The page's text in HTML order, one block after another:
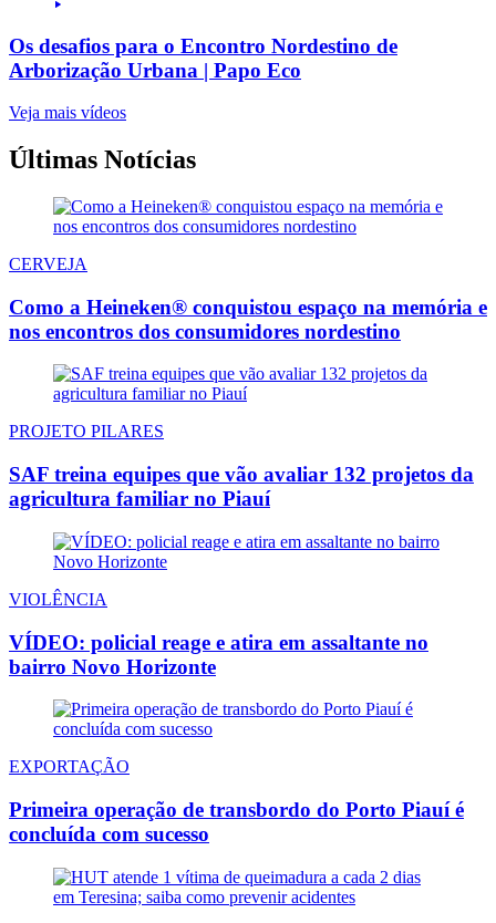
Os desafios para o Encontro Nordestino de
Arborização Urbana | Papo Eco
Veja mais vídeos
Últimas Notícias
CERVEJA
Como a Heineken® conquistou espaço na memória e
nos encontros dos consumidores nordestino
PROJETO PILARES
SAF treina equipes que vão avaliar 132 projetos da
agricultura familiar no Piauí
VIOLÊNCIA
VÍDEO: policial reage e atira em assaltante no
bairro Novo Horizonte
EXPORTAÇÃO
Primeira operação de transbordo do Porto Piauí é
concluída com sucesso